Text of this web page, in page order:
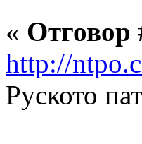
« Отговор
http://
Руското